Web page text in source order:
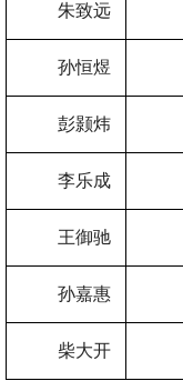
朱致远
孙恒煜
彭颢炜
李乐成
王御驰
孙嘉惠
柴大开